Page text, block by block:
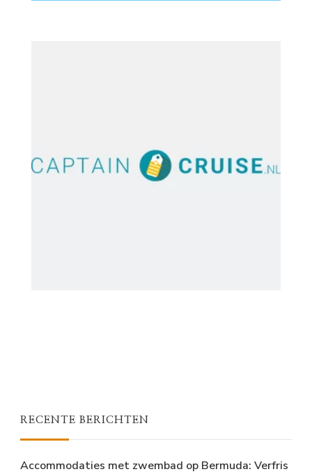
RECENTE BERICHTEN
Accommodaties met zwembad op Bermuda: Verfris